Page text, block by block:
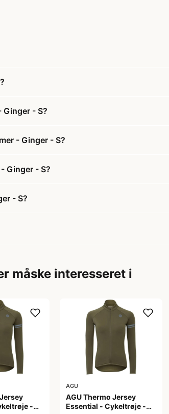
- S?
- Ginger - S?
Ginger - S?
- S?
måske interesseret i
-
AGU
AGU Thermo Jersey
Essential - Cykeltrøje -